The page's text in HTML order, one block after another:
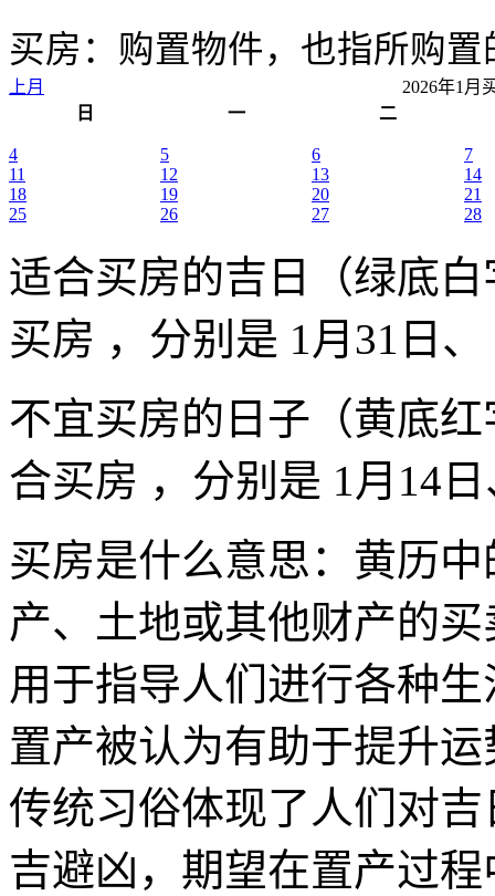
买房：购置物件，也指所购置
上月
2026年1月
日
一 二
4 5 6
7
11
12 13
14
18
19 20
21
25
26 27 28
适合买房的吉日（绿底白
买房 ，分别是 1月31日、
不宜买房的日子（黄底红
合买房 ，分别是 1月14
买房是什么意思：黄历
产、土地或其他财产的
用于指导人们进行各种
置产被认为有助于提升
传统习俗体现了人们对
吉避凶，期望在置产过